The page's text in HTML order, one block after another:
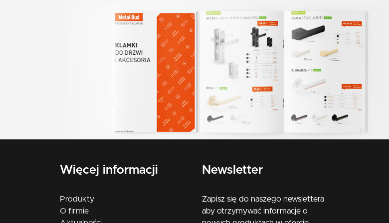
Więcej informacji
Produkty
O firmie
Newsletter
Zapisz się do naszego newslettera
aby otrzymywać informacje o